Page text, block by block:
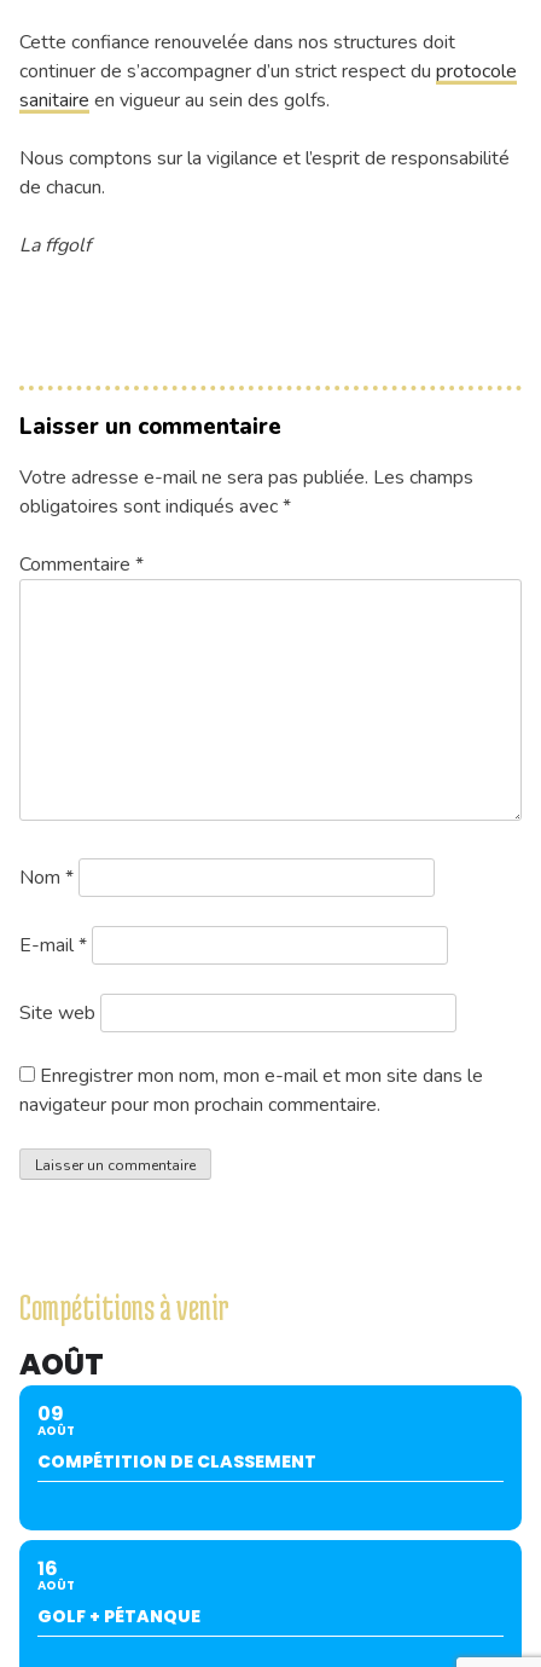
Cette confiance renouvelée dans nos structures doit
continuer de s’accompagner d’un strict respect du protocole
sanitaire en vigueur au sein des golfs.
Nous comptons sur la vigilance et l’esprit de responsabilité
de chacun.
La ffgolf
Laisser un commentaire
Votre adresse e-mail ne sera pas publiée. Les champs
obligatoires sont indiqués avec*
Commentaire *
Nom *
E-mail*
Site web
Enregistrer mon nom, mon e-mail et mon site dans le
navigateur pour mon prochain commentaire.
Compétitions à venir
AOÛT
09
AOÛT
COMPÉTITION DE CLASSEMENT
16
AOÛT
GOLF + PÉTANQUE